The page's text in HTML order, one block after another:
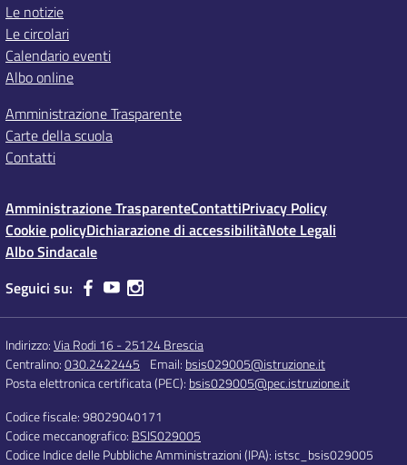
Le notizie
Le circolari
Calendario eventi
Albo online
Amministrazione Trasparente
Carte della scuola
Contatti
Amministrazione TrasparenteContattiPrivacy Policy
Cookie policyDichiarazione di accessibilitàNote Legali
Albo Sindacale
Seguici su:
Indirizzo:Via Rodi 16 - 25124 Brescia
Centralino:030.2422445 Email: bsis029005@istruzione.it
Posta elettronica certificata (PEC): bsis029005@pec.istruzione.it
Codice fiscale: 98029040171
Codice meccanografico: BSIS029005
Codice Indice delle Pubbliche Amministrazioni (IPA): istsc_bsis029005